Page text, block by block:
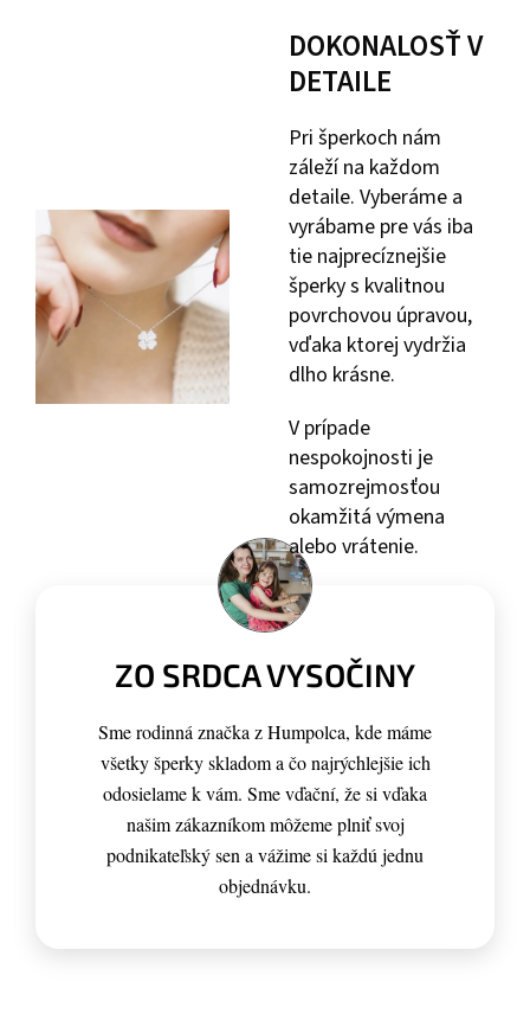
DOKONALOSŤ V
DETAILE
Pri šperkoch nám
záleží na každom
detaile. Vyberáme a
vyrábame pre vás iba
tie najprecíznejšie
šperky s kvalitnou
povrchovou úpravou,
vďaka ktorej vydržia
dlho krásne.
V prípade
nespokojnosti je
samozrejmosťou
okamžitá výmena
alebo vrátenie.
ZO SRDCA VYSOČINY
Sme rodinná značka z Humpolca, kde máme
všetky šperky skladom a čo najrýchlejšie ich
odosielame k vám. Sme vďační, že si vďaka
našim zákazníkom môžeme plniť svoj
podnikateľský sen a vážime si každú jednu
objednávku.